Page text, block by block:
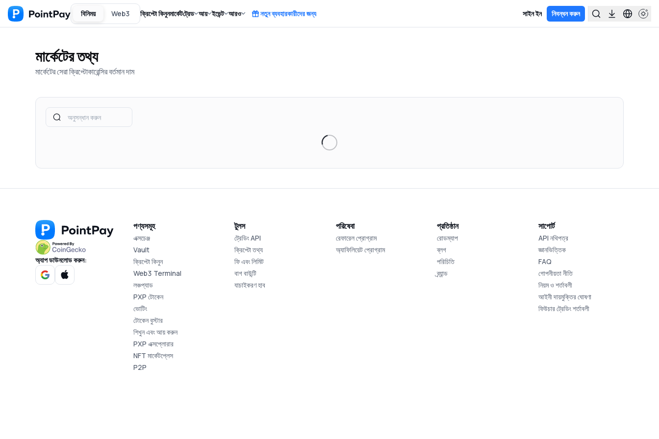
বিনিময় Web3 ক্রিপ্টো কিনুনমার্কেটট্রেড আয় ইভেন্ট আরও নতুন ব্যবহারকারীদের জন্য সাইন ইন নিবন্ধন করুন
মার্কেটের তথ্য
মার্কেটের সেরা ক্রিপ্টোকারেন্সির বর্তমান দাম
অ্যাপ ডাউনলোড করুন:
পণ্যসমূহ
এক্সচেঞ্জ
Vault
ক্রিপ্টো কিনুন
Web3 Terminal
লঞ্চপ্যাড
PXP টোকেন
ভোটিং
টোকেন বুস্টার
শিখুন এবং আয় করুন
PXP এক্সপ্লোরার
NFT মার্কেটপ্লেস
P2P
টুলস
ট্রেডিং API
ক্রিপ্টো তথ্য
ফি এবং লিমিট
বাগ বাউন্টি
যাচাইকরণ হাব
পরিষেবা
রেফারেল প্রোগ্রাম
অ্যাফিলিয়েট প্রোগ্রাম
প্রতিষ্ঠান
রোডম্যাপ
ব্লগ
পরিচিতি
ব্র্যান্ড
সাপোর্ট
API নথিপত্র
জ্ঞানভিত্তিক
FAQ
গোপনীয়তা নীতি
নিয়ম ও শর্তাবলী
আইনী দায়মুক্তির ঘোষণা
ফিউচার ট্রেডিং শর্তাবলী